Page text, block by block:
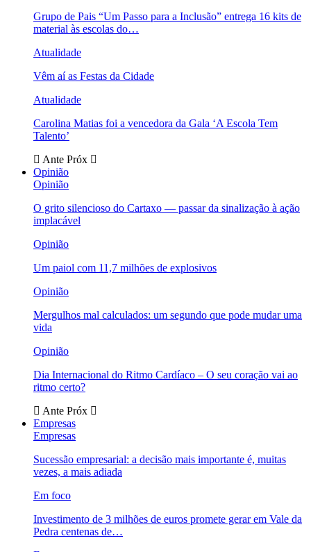
Grupo de Pais “Um Passo para a Inclusão” entrega 16 kits de
material às escolas do…
Atualidade
Vêm aí as Festas da Cidade
Atualidade
Carolina Matias foi a vencedora da Gala ‘A Escola Tem
Talento’
Ante Próx
Opinião
Opinião
O grito silencioso do Cartaxo — passar da sinalização à ação
implacável
Opinião
Um paiol com 11,7 milhões de explosivos
Opinião
Mergulhos mal calculados: um segundo que pode mudar uma
vida
Opinião
Dia Internacional do Ritmo Cardíaco – O seu coração vai ao
ritmo certo?
Ante Próx
Empresas
Empresas
Sucessão empresarial: a decisão mais importante é, muitas
vezes, a mais adiada
Em foco
Investimento de 3 milhões de euros promete gerar em Vale da
Pedra centenas de…